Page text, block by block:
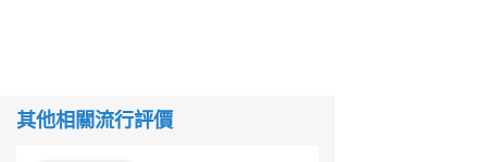
其他相關流行評價